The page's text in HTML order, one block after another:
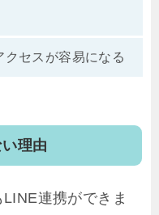
セスが容易になる
理由
連携ができま